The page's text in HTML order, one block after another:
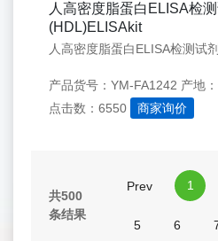
人高密度脂蛋白ELISA检
(HDL)ELISAkit
产品货号：YM-FA1242 产地
点击数：6550
商家询价
共500
条结果
Prev 1
5 6